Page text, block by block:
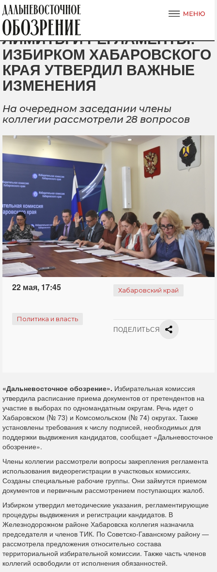
ЛИМИТЫ И РЕГЛАМЕНТЫ:
ИЗБИРКОМ ХАБАРОВСКОГО
КРАЯ УТВЕРДИЛ ВАЖНЫЕ
ИЗМЕНЕНИЯ
На очередном заседании члены
коллегии рассмотрели 28 вопросов
22 мая, 17:45 Хабаровский край
Политика и власть
ПОДЕЛИТЬСЯ
«Дальневосточное обозрение». Избирательная комиссия
утвердила расписание приема документов от претендентов на
участие в выборах по одномандатным округам. Речь идет о
Хабаровском (№ 73) и Комсомольском (№ 74) округах. Также
установлены требования к числу подписей, необходимых для
поддержки выдвижения кандидатов, сообщает «Дальневосточное
обозрение».
Члены коллегии рассмотрели вопросы закрепления регламента
использования видеорегистрации в участковых комиссиях.
Созданы специальные рабочие группы. Они займутся приемом
документов и первичным рассмотрением поступающих жалоб.
Избирком утвердил методические указания, регламентирующие
процедуры выдвижения и регистрации кандидатов. В
Железнодорожном районе Хабаровска коллегия назначила
председателя и членов ТИК. По Советско‑Гаванскому району —
рассмотрела предложения относительно состава
территориальной избирательной комиссии. Также часть членов
коллегий освободили от исполнения обязанностей.